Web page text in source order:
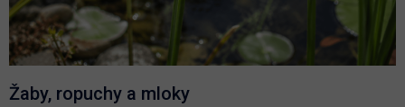
Žaby, ropuchy a mloky